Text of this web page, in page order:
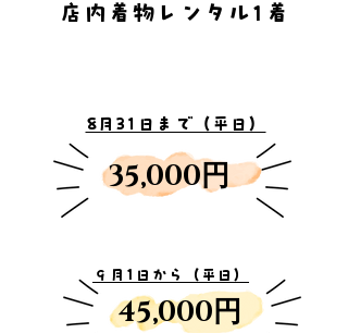
店内着物レンタル1着
​35,000円
​8月31日まで（平日）
​45,000円
​９月1日から（平日）